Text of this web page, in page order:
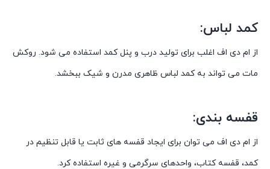
کمد لباس:
از ام دی اف اغلب برای تولید درب و پنل کمد استفاده می شود. روکش
مات می تواند به کمد لباس ظاهری مدرن و شیک ببخشد.
قفسه بندی:
از ام دی اف می توان برای ایجاد قفسه های ثابت یا قابل تنظیم در
کمد، قفسه کتاب، واحدهای سرگرمی و غیره استفاده کرد.